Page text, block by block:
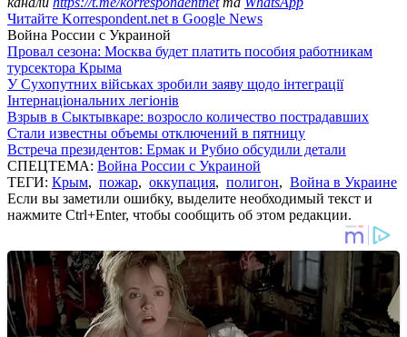
Читайте Korrespondent.net в Google News
Война России с Украиной
Провал сезона: Москва будет платить пособия работникам
турсектора Крыма
У Сухопутних військах зробили заяву щодо інтеграції
Інтернаціональних легіонів
Взрыв в Сыктывкаре: возросло количество пострадавших
Стали известны объемы отключений в пятницу
Встреча президентов: Ермак и Рубио обсудили детали
СПЕЦТЕМА: Война России с Украиной
ТЕГИ: Крым, пожар, оккупация, полигон, Война в Украине
Если вы заметили ошибку, выделите необходимый текст и
нажмите Ctrl+Enter, чтобы сообщить об этом редакции.